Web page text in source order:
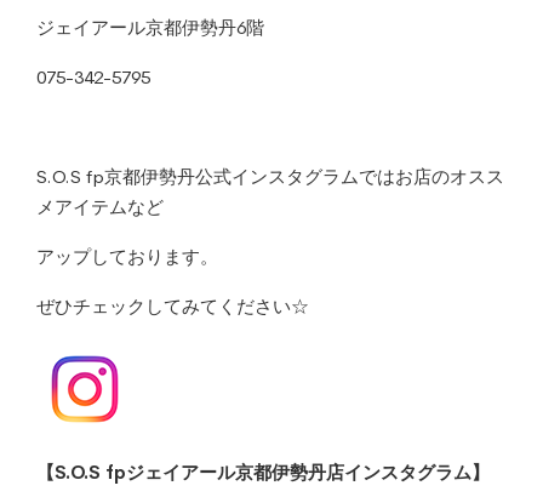
ジェイアール京都伊勢丹6階
075-342-5795
S.O.S fp京都伊勢丹公式インスタグラムではお店のオスス
メアイテムなど
アップしております。
ぜひチェックしてみてください☆
【S.O.S fpジェイアール京都伊勢丹店インスタグラム】